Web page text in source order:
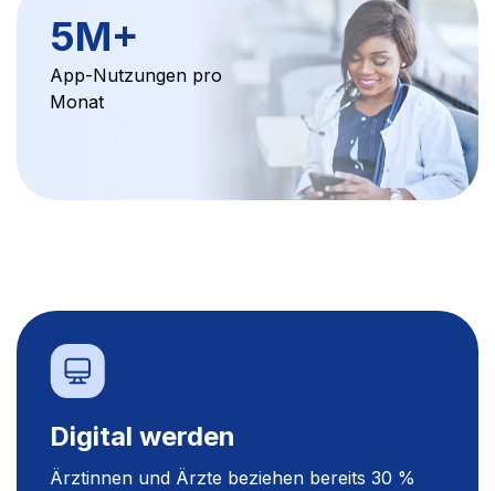
5M+
App-Nutzungen pro
Monat
Digital werden
Ärztinnen und Ärzte beziehen bereits 30 %